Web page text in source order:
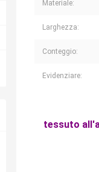
Materiale:
Larghezza:
Conteggio:
Evidenziare:
tessuto